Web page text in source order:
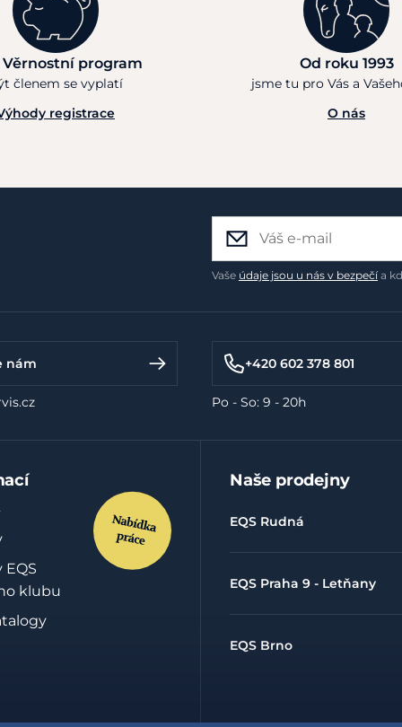
Věrnostní program
členem se vyplatí
registrace
Od roku 1993
jsme tu pro Vás a
O nás
Vaše údaje jsou u nás v bezpečía
nám +420 602 378 801
Po - So: 9 - 20h
klubu
Naše prodejny
EQS Rudná
EQS Praha 9 - Letňany
EQS Brno